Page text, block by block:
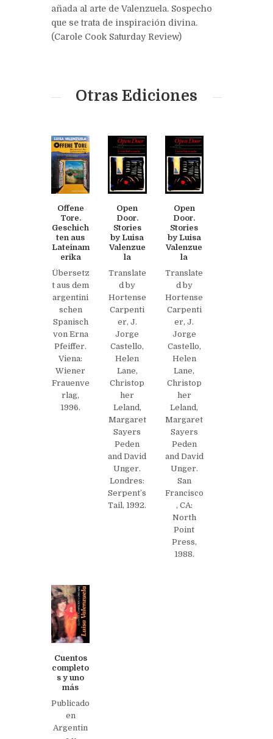
añada al arte de Valenzuela. Sospecho
que se trata de inspiración divina.
(Carole Cook Saturday Review)
Otras Ediciones
Offene
Tore.
Geschich
ten aus
Lateinam
erika
Übersetz
t aus dem
argentini
schen
Spanisch
von Erna
Pfeiffer.
Viena:
Wiener
Frauenve
rlag,
1996.
Open
Door.
Stories
by Luisa
Valenzue
la
Translate
d by
Hortense
Carpenti
er, J.
Jorge
Castello,
Helen
Lane,
Christop
her
Leland,
Margaret
Sayers
Peden
and David
Unger.
Londres:
Serpent’s
Tail, 1992.
Open
Door.
Stories
by Luisa
Valenzue
la
Translate
d by
Hortense
Carpenti
er, J.
Jorge
Castello,
Helen
Lane,
Christop
her
Leland,
Margaret
Sayers
Peden
and David
Unger.
San
Francisco
, CA:
North
Point
Press,
1988.
Cuentos
completo
s y uno
más
Publicado
en
Argentin